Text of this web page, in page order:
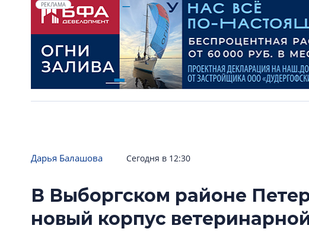
РЕКЛАМА
Дарья Балашова Сегодня в 12:30
В Выборгском районе
новый корпус